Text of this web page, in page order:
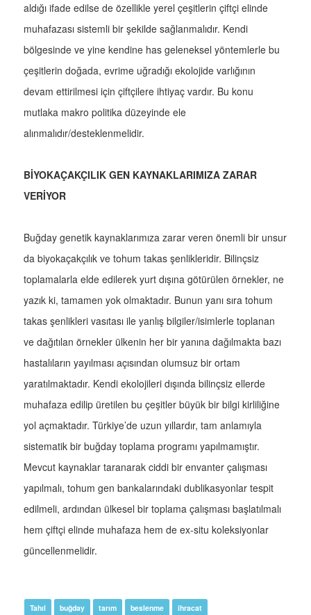
aldığı ifade edilse de özellikle yerel çeşitlerin çiftçi elinde
muhafazası sistemli bir şekilde sağlanmalıdır. Kendi
bölgesinde ve yine kendine has geleneksel yöntemlerle bu
çeşitlerin doğada, evrime uğradığı ekolojide varlığının
devam ettirilmesi için çiftçilere ihtiyaç vardır. Bu konu
mutlaka makro politika düzeyinde ele
alınmalıdır/desteklenmelidir.
BİYOKAÇAKÇILIK GEN KAYNAKLARIMIZA ZARAR
VERİYOR
Buğday genetik kaynaklarımıza zarar veren önemli bir unsur
da biyokaçakçılık ve tohum takas şenlikleridir. Bilinçsiz
toplamalarla elde edilerek yurt dışına götürülen örnekler, ne
yazık ki, tamamen yok olmaktadır. Bunun yanı sıra tohum
takas şenlikleri vasıtası ile yanlış bilgiler/isimlerle toplanan
ve dağıtılan örnekler ülkenin her bir yanına dağılmakta bazı
hastalıların yayılması açısından olumsuz bir ortam
yaratılmaktadır. Kendi ekolojileri dışında bilinçsiz ellerde
muhafaza edilip üretilen bu çeşitler büyük bir bilgi kirliliğine
yol açmaktadır. Türkiye’de uzun yıllardır, tam anlamıyla
sistematik bir buğday toplama programı yapılmamıştır.
Mevcut kaynaklar taranarak ciddi bir envanter çalışması
yapılmalı, tohum gen bankalarındaki dublikasyonlar tespit
edilmeli, ardından ülkesel bir toplama çalışması başlatılmalı
hem çiftçi elinde muhafaza hem de ex-situ koleksiyonlar
güncellenmelidir.
Tahıl buğday tarım beslenme ihracat